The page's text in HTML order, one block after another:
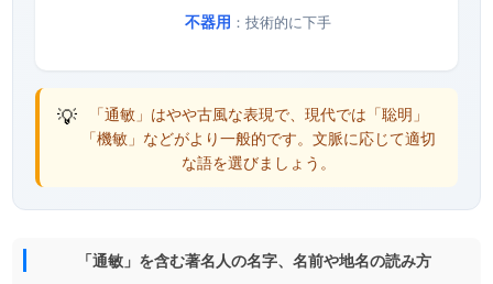
不器用 ：技術的に下手
💡
「通敏」はやや古風な表現で、現代では「聡明」
「機敏」などがより一般的です。文脈に応じて適切
な語を選びましょう。
「通敏」を含む著名人の名字、名前や地名の読み方